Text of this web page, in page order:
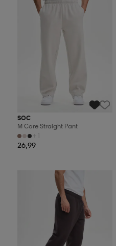
SOC
M Core Straight Pant
+1
26,99
Valitse 2, maksa 44,99€